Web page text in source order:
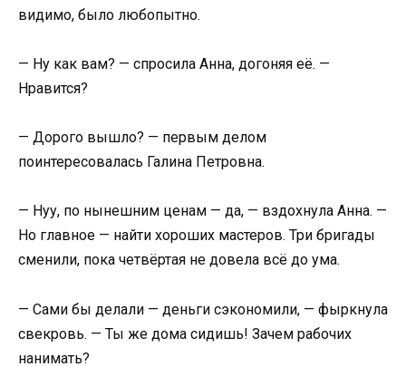
видимо, было любопытно.
— Ну как вам? — спросила Анна, догоняя её. —
Нравится?
— Дорого вышло? — первым делом
поинтересовалась Галина Петровна.
— Нуу, по нынешним ценам — да, — вздохнула Анна. —
Но главное — найти хороших мастеров. Три бригады
сменили, пока четвёртая не довела всё до ума.
— Сами бы делали — деньги сэкономили, — фыркнула
свекровь. — Ты же дома сидишь! Зачем рабочих
нанимать?